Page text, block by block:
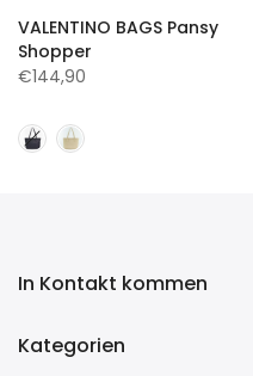
VALENTINO BAGS Pansy
Shopper
€144,90
In Kontakt kommen
Kategorien